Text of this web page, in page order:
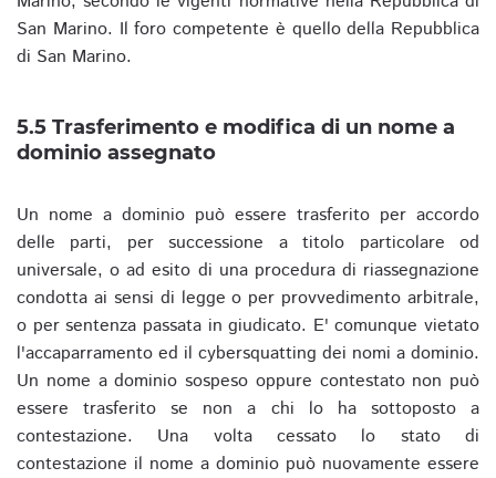
San Marino. Il foro competente è quello della Repubblica
di San Marino.
5.5 Trasferimento e modifica di un nome a
dominio assegnato
Un nome a dominio può essere trasferito per accordo
delle parti, per successione a titolo particolare od
universale, o ad esito di una procedura di riassegnazione
condotta ai sensi di legge o per provvedimento arbitrale,
o per sentenza passata in giudicato. E' comunque vietato
l'accaparramento ed il cybersquatting dei nomi a dominio.
Un nome a dominio sospeso oppure contestato non può
essere trasferito se non a chi lo ha sottoposto a
contestazione. Una volta cessato lo stato di
contestazione il nome a dominio può nuovamente essere